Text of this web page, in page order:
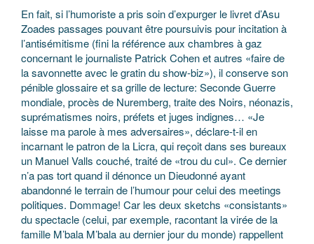
En fait, si l’humoriste a pris soin d’expurger le livret d’Asu
Zoades passages pouvant être poursuivis pour incitation à
l’antisémitisme (fini la référence aux chambres à gaz
concernant le journaliste Patrick Cohen et autres «faire de
la savonnette avec le gratin du show-biz»), il conserve son
pénible glossaire et sa grille de lecture: Seconde Guerre
mondiale, procès de Nuremberg, traite des Noirs, néonazis,
suprématismes noirs, préfets et juges indignes… «Je
laisse ma parole à mes adversaires», déclare-t-il en
incarnant le patron de la Licra, qui reçoit dans ses bureaux
un Manuel Valls couché, traité de «trou du cul». Ce dernier
n’a pas tort quand il dénonce un Dieudonné ayant
abandonné le terrain de l’humour pour celui des meetings
politiques. Dommage! Car les deux sketchs «consistants»
du spectacle (celui, par exemple, racontant la virée de la
famille M’bala M’bala au dernier jour du monde) rappellent